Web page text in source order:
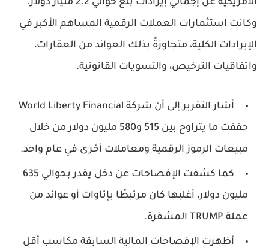
وكانت استثمارات العملات الرقمية المساهم الأكبر في
الإيرادات الكلية، متجاوزةً بذلك العوائد من العقارات،
واتفاقيات الترخيص، والتسويات القانونية.
أشار التقرير إلى أن شركة World Liberty Financial
حققت ما يتراوح بين 515 و580 مليون دولار من خلال
مبيعات الرموز الرقمية ومعاملات أخرى في عام واحد.
كما كشفت الإفصاحات عن دخل يقدر بحوالي 635
مليون دولار، أغلبها كان مرتبطًا بإتاوات أو عوائد من
عملة TRUMP المشفرة.
أظهرت الإفصاحات المالية السابقة مكاسب أقل